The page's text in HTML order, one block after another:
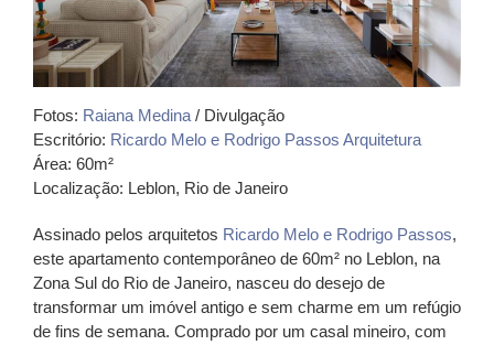
Fotos: Raiana Medina / Divulgação
Escritório: Ricardo Melo e Rodrigo Passos Arquitetura
Área: 60m²
Localização: Leblon, Rio de Janeiro
Assinado pelos arquitetos Ricardo Melo e Rodrigo Passos,
este apartamento contemporâneo de 60m² no Leblon, na
Zona Sul do Rio de Janeiro, nasceu do desejo de
transformar um imóvel antigo e sem charme em um refúgio
de fins de semana. Comprado por um casal mineiro, com